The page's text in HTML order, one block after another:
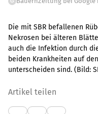
Die mit SBR befallenen
Nekrosen bei älteren
auch die Infektion durch
beiden Krankheiten auf
unterscheiden sind. (Bild:
Artikel teilen